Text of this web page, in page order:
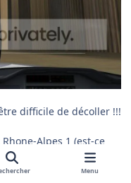
difficile de décoller !!!
Alpes 1 (est-ce
Menu